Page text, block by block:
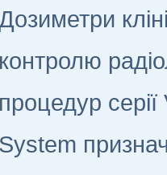
контролю
процедур
System